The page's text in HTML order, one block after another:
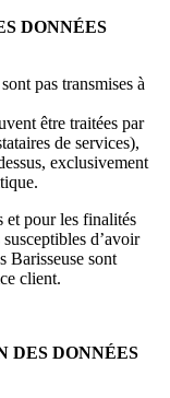
DONNÉES
pas transmises à
être traitées par
de services),
exclusivement
et pour les finalités
d’avoir
Barisseuse sont
client.
DES DONNÉES